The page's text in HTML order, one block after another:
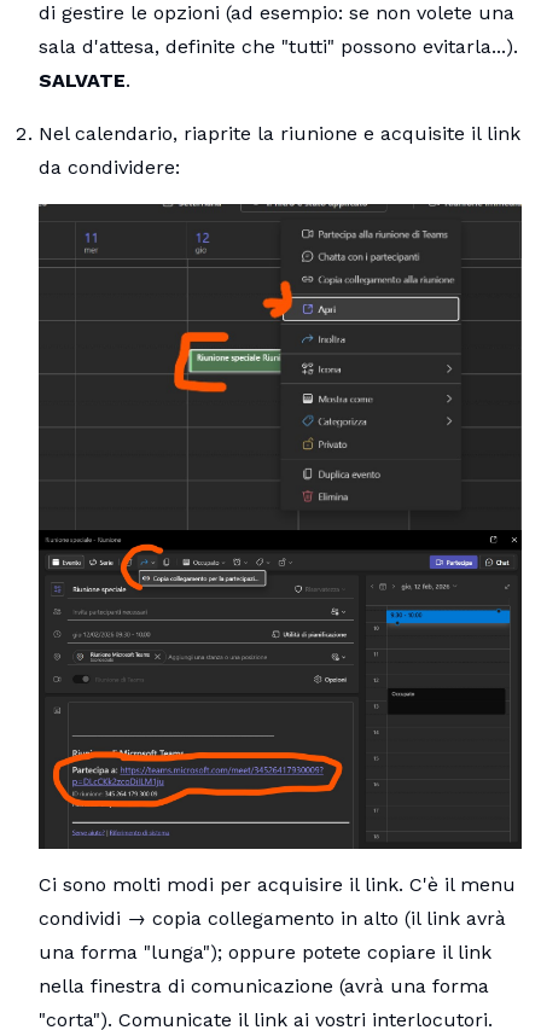
di gestire le opzioni (ad esempio: se non volete una
sala d'attesa, definite che "tutti" possono evitarla...).
SALVATE.
Nel calendario, riaprite la riunione e acquisite il link
da condividere:
Ci sono molti modi per acquisire il link. C'è il menu
condividi → copia collegamento in alto (il link avrà
una forma "lunga"); oppure potete copiare il link
nella finestra di comunicazione (avrà una forma
"corta"). Comunicate il link ai vostri interlocutori.